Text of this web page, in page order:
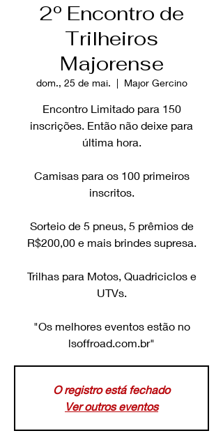
2º Encontro de
Trilheiros
Majorense
dom., 25 de mai.
  |
Major Gercino
Encontro Limitado para 150
inscrições. Então não deixe para
última hora.
Camisas para os 100 primeiros
inscritos.
Sorteio de 5 pneus, 5 prêmios de
R$200,00 e mais brindes supresa.
Trilhas para Motos, Quadriciclos e
UTVs.
"Os melhores eventos estão no
lsoffroad.com.br"
O registro está fechado
Ver outros eventos